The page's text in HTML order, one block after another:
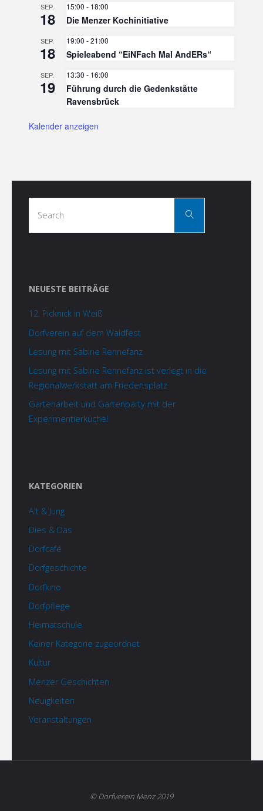
SEP.
18
15:00 - 18:00
Die Menzer Kochinitiative
SEP.
18
19:00 -21:00
Spieleabend “EiNFach Mal AndERs“
SEP.
19
13:30 - 16:00
Führung durch die Gedenkstätte
Ravensbrück
Kalender anzeigen
Search
NEUESTE BEITRÄGE
12. Picknick in Weiß
Dorfverein auf dem Waldfest
Lesung mit Sabine Rennefanz
Lesung mit Sabine Rennefanz ist verlegt in die
Regionalwerkstatt am Friedensplatz
Gartenarbeit und Gartenparty mit der
Experimentierküche!
KATEGORIEN
Alt & Jung
Dies & Das
Dorfcafé
Dorfgeschichte
Dorfkino
Dorfpflege
Heimatschule
Keiner Kategorie zugeordnet
Kultur
Menzer Geschichten
Neuigkeiten
Veranstaltungen
© Dorfverein Menz 2019